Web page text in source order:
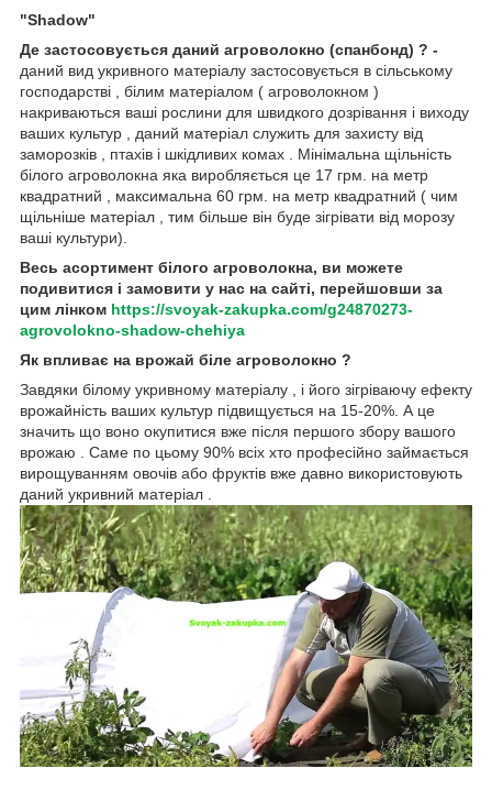
"Shadow"
Де застосовується даний агроволокно (спанбонд) ? -
даний вид укривного матеріалу застосовується в сільському
господарстві , білим матеріалом ( агроволокном )
накриваються ваші рослини для швидкого дозрівання і виходу
ваших культур , даний матеріал служить для захисту від
заморозків , птахів і шкідливих комах . Мінімальна щільність
білого агроволокна яка виробляється це 17 грм. на метр
квадратний , максимальна 60 грм. на метр квадратний ( чим
щільніше матеріал , тим більше він буде зігрівати від морозу
ваші культури).
Весь асортимент білого агроволокна, ви можете
подивитися і замовити у нас на сайті, перейшовши за
цим лінком https://svoyak-zakupka.com/g24870273-
agrovolokno-shadow-chehiya
Як впливає на врожай біле агроволокно ?
Завдяки білому укривному матеріалу , і його зігріваючу ефекту
врожайність ваших культур підвищується на 15-20%. А це
значить що воно окупитися вже після першого збору вашого
врожаю . Саме по цьому 90% всіх хто професійно займається
вирощуванням овочів або фруктів вже давно використовують
даний укривний матеріал .